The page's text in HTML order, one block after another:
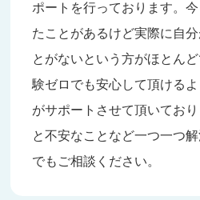
ポートを行っております。
たことがあるけど実際に自
とがないという方がほとん
験ゼロでも安心して頂ける
がサポートさせて頂いてお
と不安なことなど一つ一つ
でもご相談ください。